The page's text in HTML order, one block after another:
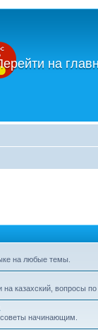
на
на любые темы.
казахский, вопросы
начинающим.